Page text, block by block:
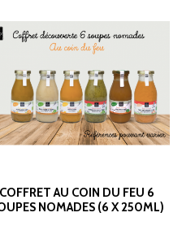
COFFRET AU COIN DU FEU 6
NOMADES (6 X 250ML)